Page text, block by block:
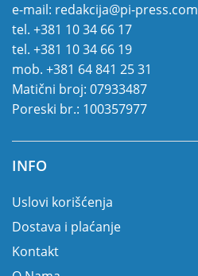
e-mail: redakcija@pi-press.com
tel. +381 10 34 66 17
tel. +381 10 34 66 19
mob. +381 64 841 25 31
Matični broj: 07933487
Poreski br.: 100357977
INFO
Uslovi korišćenja
Dostava i plaćanje
Kontakt